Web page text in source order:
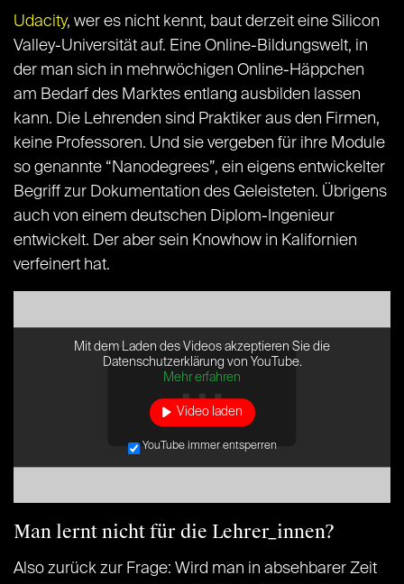
Udacity, wer es nicht kennt, baut derzeit eine Silicon
Valley-Universität auf. Eine Online-Bildungswelt, in
der man sich in mehrwöchigen Online-Häppchen
am Bedarf des Marktes entlang ausbilden lassen
kann. Die Lehrenden sind Praktiker aus den Firmen,
keine Professoren. Und sie vergeben für ihre Module
so genannte “Nanodegrees”, ein eigens entwickelter
Begriff zur Dokumentation des Geleisteten. Übrigens
auch von einem deutschen Diplom-Ingenieur
entwickelt. Der aber sein Knowhow in Kalifornien
verfeinert hat.
Mit dem Laden des Videos akzeptieren Sie die
Datenschutzerklärung von YouTube.
Mehr erfahren
Video laden
YouTube immer entsperren
Man lernt nicht für die Lehrer_innen?
Also zurück zur Frage: Wird man in absehbarer Zeit